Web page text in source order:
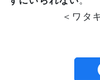
＜ワタ